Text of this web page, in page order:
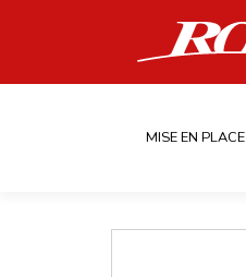
MISE EN PLACE